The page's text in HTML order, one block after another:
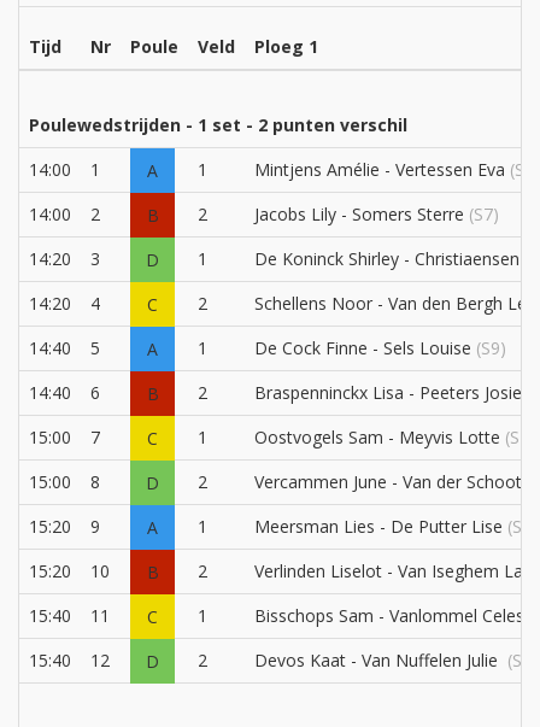
Tijd Nr Poule Veld Ploeg 1
Poulewedstrijden - 1 set - 2 punten verschil
14:00
1 A 1 Mintjens Amélie - Vertessen Eva (S8)
14:00
2 B 2 Jacobs Lily - Somers Sterre (S7)
14:20
3 D 1
De Koninck Shirley - Christiaensen
14:20
4 C 2
Schellens Noor - Van den Bergh
14:40
5 A 1 De Cock Finne - Sels Louise (S9)
14:40
6 B 2 Braspenninckx Lisa - Peeters Josien
15:00
7 C 1 Oostvogels Sam - Meyvis Lotte
15:00
8 D 2
Vercammen June - Van der Schoot
15:20
9 A 1 Meersman Lies - De Putter Lise (S1)
15:20
10 B 2
Verlinden Liselot - Van Iseghem
15:40
11 C 1
Bisschops Sam - Vanlommel
15:40
12 D 2 Devos Kaat - Van Nuffelen Julie (S4)